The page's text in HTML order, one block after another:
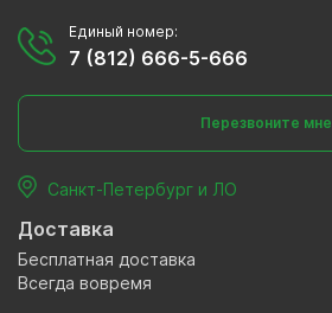
Единый номер:
7 (812) 666-5-666
Перезвоните мне
Санкт-Петербург и ЛО
Доставка
Бесплатная доставка
Всегда вовремя